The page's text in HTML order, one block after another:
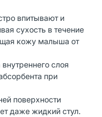
впитывают и
сухость в течение
кожу малыша от
слоя
при
поверхности
даже жидкий стул.